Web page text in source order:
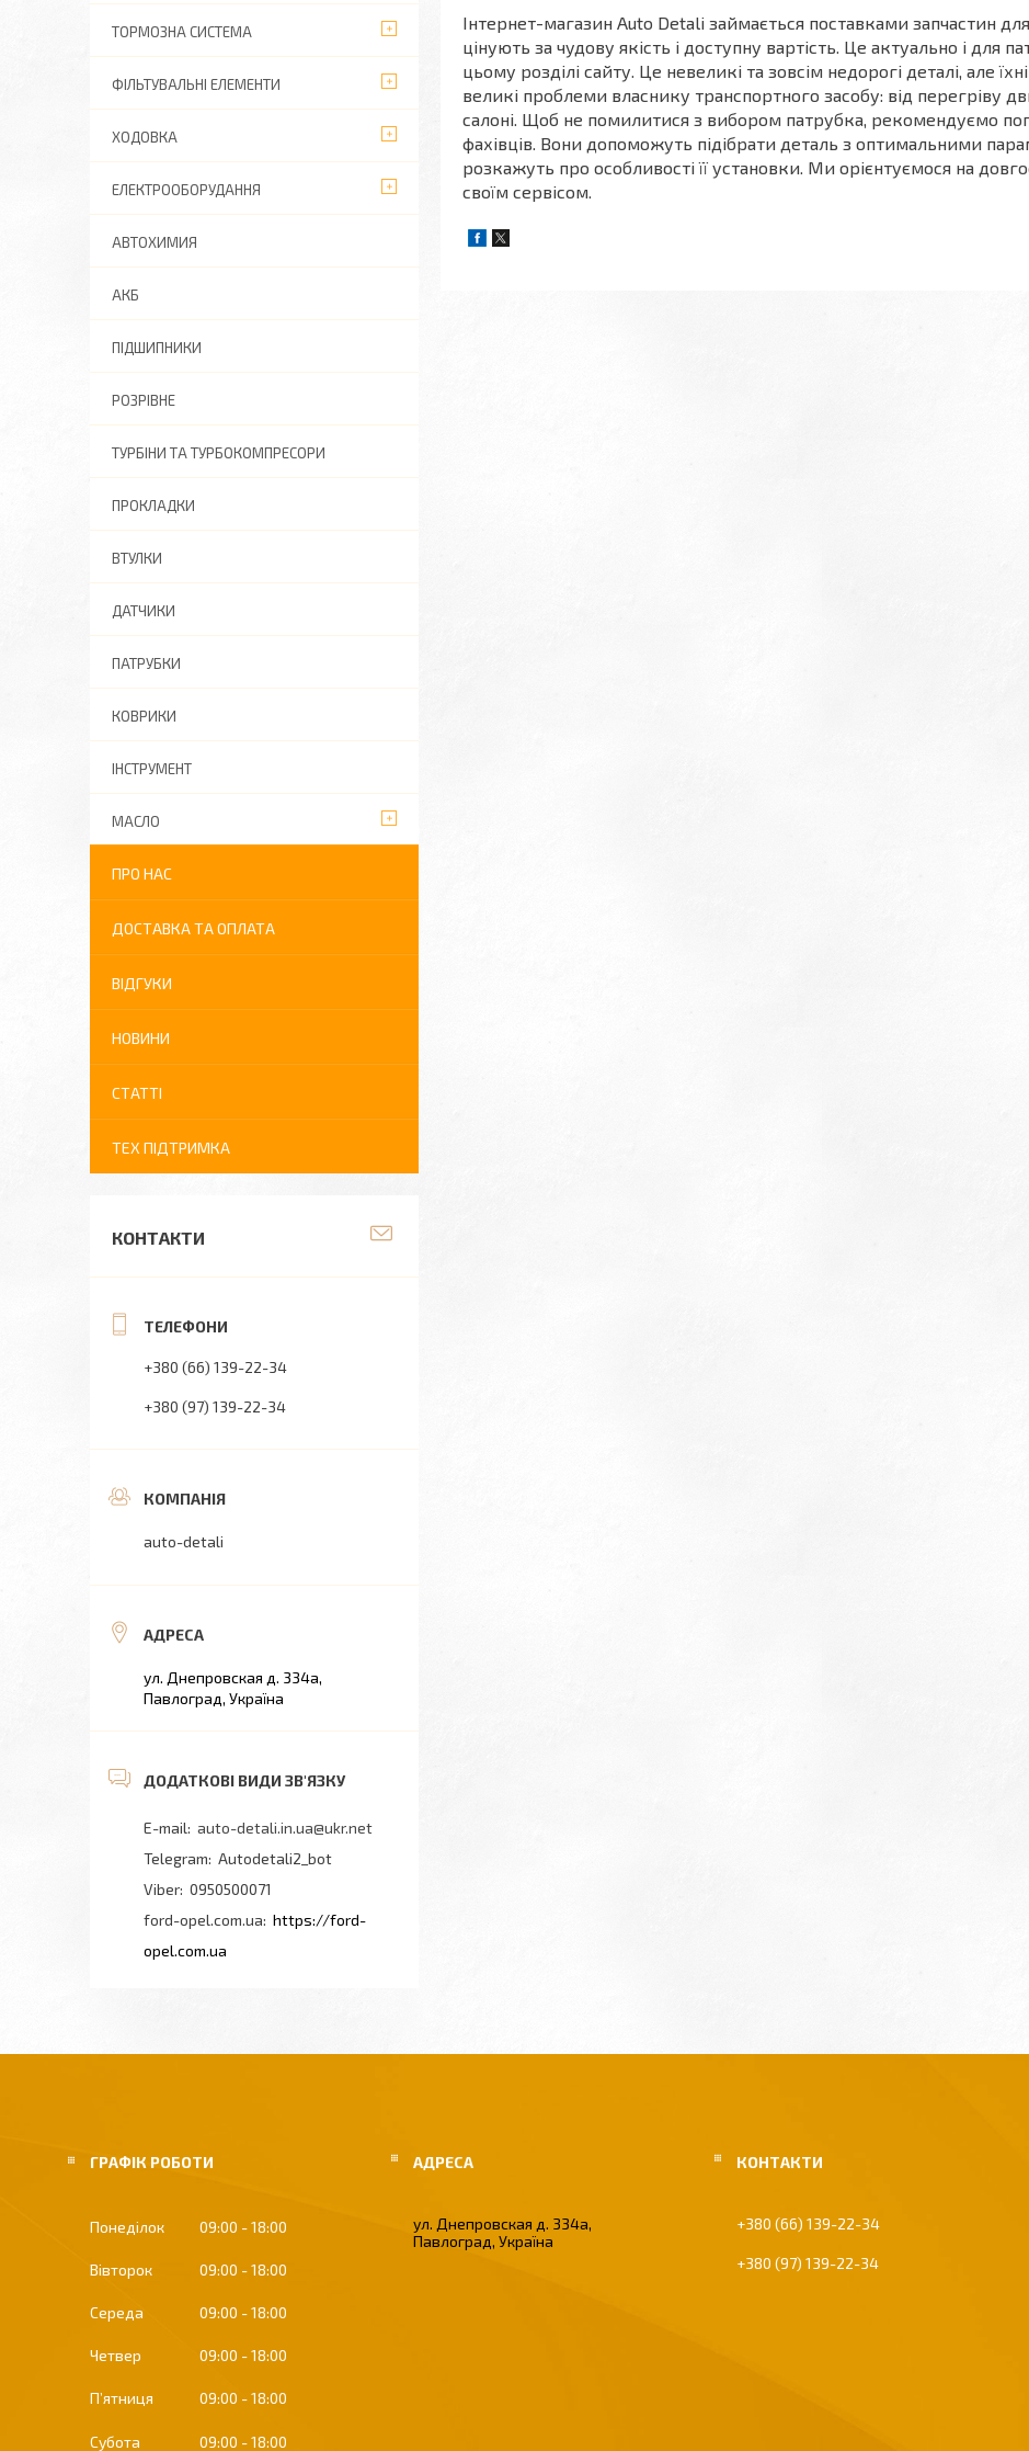
Інтернет-магазин Auto Detali займається поставками запчастин
цінують за чудову якість і доступну вартість. Це актуально і для
цьому розділі сайту. Це невеликі та зовсім недорогі деталі, але
великі проблеми власнику транспортного засобу: від перегріву
салоні. Щоб не помилитися з вибором патрубка, рекомендуємо
фахівців. Вони допоможуть підібрати деталь з оптимальними
розкажуть про особливості її установки. Ми орієнтуємося на
своїм сервісом.
ТОРМОЗНА СИСТЕМА
ФІЛЬТУВАЛЬНІ ЕЛЕМЕНТИ
ХОДОВКА
ЕЛЕКТРООБОРУДАННЯ
АВТОХИМИЯ
АКБ
ПІДШИПНИКИ
РОЗРІВНЕ
ТУРБІНИ ТА ТУРБОКОМПРЕСОРИ
ПРОКЛАДКИ
ВТУЛКИ
ДАТЧИКИ
ПАТРУБКИ
КОВРИКИ
ІНСТРУМЕНТ
МАСЛО
ПРО НАС
ДОСТАВКА ТА ОПЛАТА
ВІДГУКИ
НОВИНИ
СТАТТІ
ТЕХ ПІДТРИМКА
КОНТАКТИ
+380 (66) 139-22-34
+380 (97) 139-22-34
auto-detali
ул. Днепровская д. 334а,
Павлоград, Україна
auto-detali.in.ua@ukr.net
Autodetali2_bot
0950500071
ford-opel.com.ua https://ford-
opel.com.ua
ГРАФІК РОБОТИ
Понеділок 09:00 18:00
Вівторок 09:00 18:00
Середа 09:00 18:00
Четвер 09:00 18:00
Пʼятниця 09:00 18:00
Субота 09:00 18:00
ул. Днепровская д. 334а,
Павлоград, Україна
+380 (66) 139-22-34
+380 (97) 139-22-34